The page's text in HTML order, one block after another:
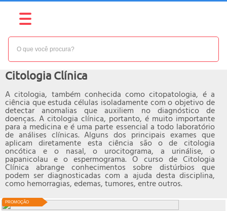
PROMOÇÃO
NÍVEL: AVANÇADO
Citologia Clínica
A citologia, também conhecida como citopatologia, é a
ciência que estuda células isoladamente com o objetivo de
detectar anomalias que auxiliem no diagnóstico de
doenças. A citologia clínica, portanto, é muito importante
para a medicina e é uma parte essencial a todo laboratório
de análises clínicas. Alguns dos principais exames que
aplicam diretamente esta ciência são o de citologia
oncótica e o nasal, o urocitograma, a urinálise, o
papanicolau e o espermograma. O curso de Citologia
Clínica abrange conhecimentos sobre distúrbios que
podem ser diagnosticadas com a ajuda desta disciplina,
como hemorragias, edemas, tumores, entre outros.